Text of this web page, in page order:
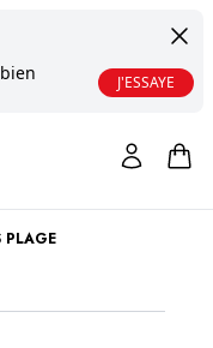
J'ESSAYE
PLAGE